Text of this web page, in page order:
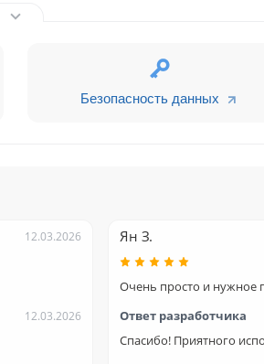
Безопасность данных
12.03.2026
12.03.2026
Ян З.
Очень просто и нужное
Ответ разработчика
Спасибо! Приятного